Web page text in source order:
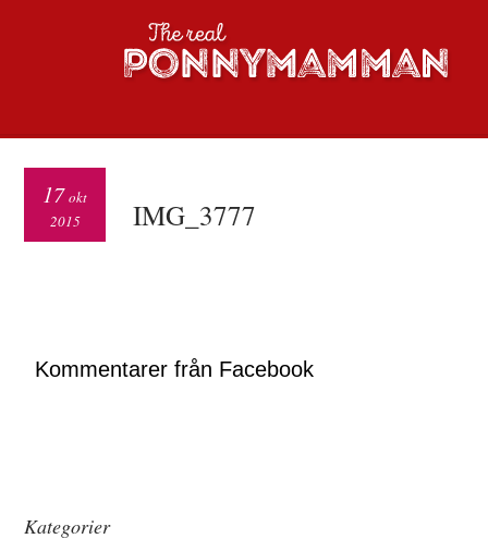
IMG_3777
17 okt
2015
Kommentarer från Facebook
Kategorier